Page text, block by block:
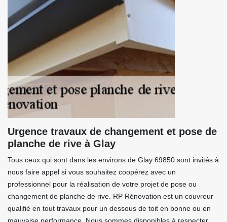
Urgence travaux de changement et pose de
planche de rive à Glay
Tous ceux qui sont dans les environs de Glay 69850 sont invités à
nous faire appel si vous souhaitez coopérez avec un
professionnel pour la réalisation de votre projet de pose ou
changement de planche de rive. RP Rénovation est un couvreur
qualifié en tout travaux pour un dessous de toit en bonne ou en